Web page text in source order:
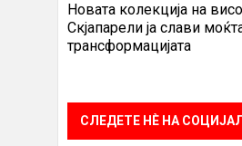
Новата колекција на
Скјапарели ја слави
трансформацијата
СЛЕДЕТЕ НÈ НА